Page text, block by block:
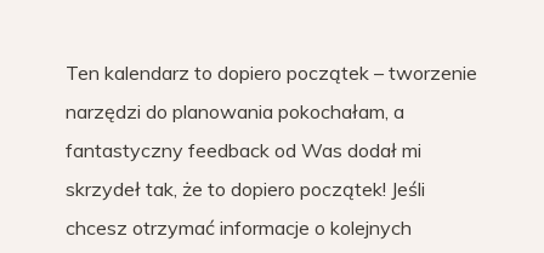
Ten kalendarz to dopiero początek – tworzenie
narzędzi do planowania pokochałam, a
fantastyczny feedback od Was dodał mi
skrzydeł tak, że to dopiero początek! Jeśli
chcesz otrzymać informacje o kolejnych